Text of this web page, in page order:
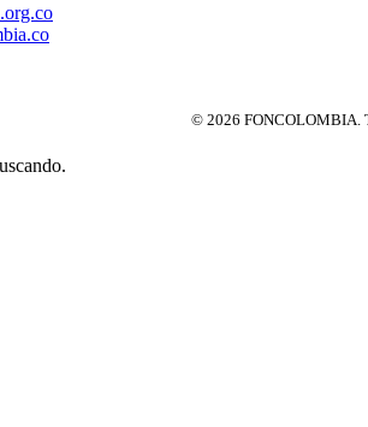
© 2026 FONCOLOMBIA.